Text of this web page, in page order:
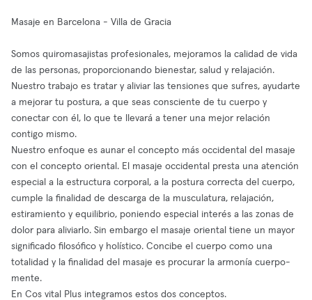
Masaje en Barcelona - Villa de Gracia
Somos quiromasajistas profesionales, mejoramos la calidad de vida
de las personas, proporcionando bienestar, salud y relajación.
Nuestro trabajo es tratar y aliviar las tensiones que sufres, ayudarte
a mejorar tu postura, a que seas consciente de tu cuerpo y
conectar con él, lo que te llevará a tener una mejor relación
contigo mismo.
Nuestro enfoque es aunar el concepto más occidental del masaje
con el concepto oriental. El masaje occidental presta una atención
especial a la estructura corporal, a la postura correcta del cuerpo,
cumple la finalidad de descarga de la musculatura, relajación,
estiramiento y equilibrio, poniendo especial interés a las zonas de
dolor para aliviarlo. Sin embargo el masaje oriental tiene un mayor
significado filosófico y holístico. Concibe el cuerpo como una
totalidad y la finalidad del masaje es procurar la armonía cuerpo-
mente.
En Cos vital Plus integramos estos dos conceptos.